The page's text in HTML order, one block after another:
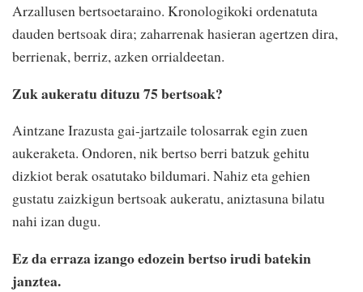
Arzallusen bertsoetaraino. Kronologikoki ordenatuta
dauden bertsoak dira; zaharrenak hasieran agertzen dira,
berrienak, berriz, azken orrialdeetan.
Zuk aukeratu dituzu 75 bertsoak?
Aintzane Irazusta gai-jartzaile tolosarrak egin zuen
aukeraketa. Ondoren, nik bertso berri batzuk gehitu
dizkiot berak osatutako bildumari. Nahiz eta gehien
gustatu zaizkigun bertsoak aukeratu, aniztasuna bilatu
nahi izan dugu.
Ez da erraza izango edozein bertso irudi batekin
janztea.